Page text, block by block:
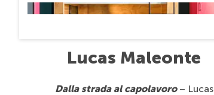
Lucas Maleonte
Dalla strada al capolavoro– Lucas